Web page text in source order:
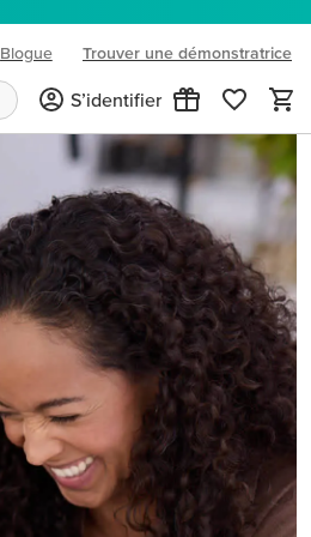
Blogue
(opens in new tab)
Trouver une démonstratrice
S’identifier